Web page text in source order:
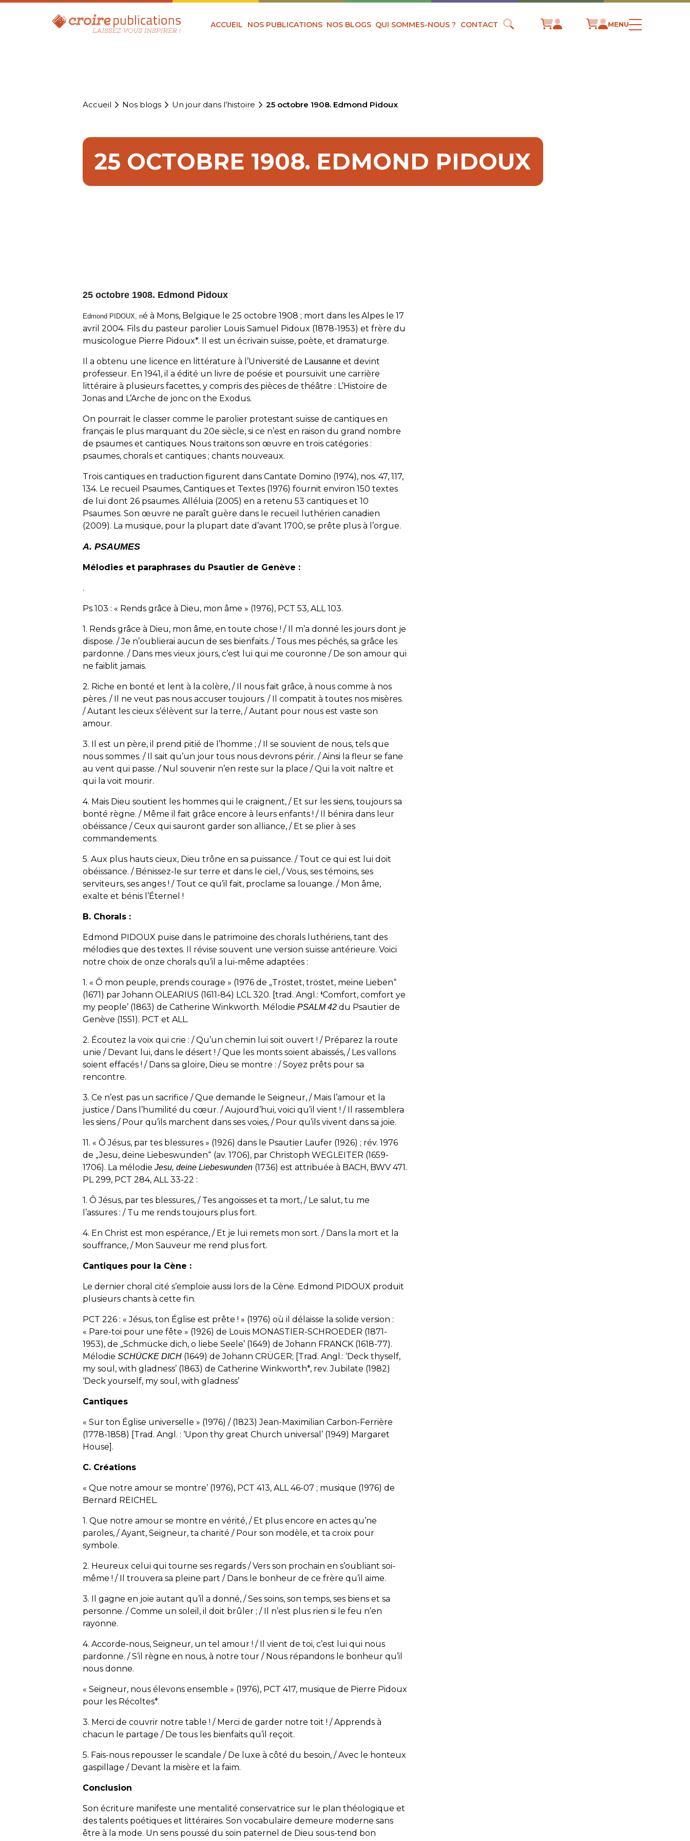
ACCUEIL NOS PUBLICATIONS NOS BLOGS QUI SOMMES-NOUS ? CONTACT MENU
Accueil Nos blogs Un jour dans l’histoire 25 octobre 1908. Edmond Pidoux
25 OCTOBRE 1908. EDMOND PIDOUX
25 octobre 1908. Edmond Pidoux
Edmond PIDOUX, né à Mons, Belgique le 25 octobre 1908 ; mort dans les Alpes le 17
avril 2004. Fils du pasteur parolier Louis Samuel Pidoux (1878-1953) et frère du
musicologue Pierre Pidoux*. Il est un écrivain suisse, poète, et dramaturge.
Il a obtenu une licence en littérature à l’Université de Lausanne et devint
professeur. En 1941, il a édité un livre de poésie et poursuivit une carrière
littéraire à plusieurs facettes, y compris des pièces de théâtre : L’Histoire de
Jonas and L’Arche de jonc on the Exodus.
On pourrait le classer comme le parolier protestant suisse de cantiques en
français le plus marquant du 20e siècle, si ce n’est en raison du grand nombre
de psaumes et cantiques. Nous traitons son œuvre en trois catégories :
psaumes, chorals et cantiques ; chants nouveaux.
Trois cantiques en traduction figurent dansCantate Domino (1974), nos. 47, 117,
134. Le recueil Psaumes, Cantiques et Textes (1976) fournit environ 150 textes
de lui dont 26 psaumes.Alléluia (2005) en a retenu 53 cantiques et 10
Psaumes. Son œuvre ne paraît guère dans le recueil luthérien canadien
(2009). La musique, pour la plupart date d’avant 1700, se prête plus à l’orgue.
A. PSAUMES
Mélodies et paraphrases du Psautier de Genève :
.
Ps 103 : « Rends grâce à Dieu, mon âme » (1976), PCT 53, ALL 103.
1. Rends grâce à Dieu, mon âme, en toute chose ! / Il m’a donné les jours dont je
dispose. / Je n’oublierai aucun de ses bienfaits. / Tous mes péchés, sa grâce les
pardonne. / Dans mes vieux jours, c’est lui qui me couronne / De son amour qui
ne faiblit jamais.
2. Riche en bonté et lent à la colère, / Il nous fait grâce, à nous comme à nos
pères. / Il ne veut pas nous accuser toujours. / Il compatit à toutes nos misères.
/ Autant les cieux s’élèvent sur la terre, / Autant pour nous est vaste son
amour.
3. Il est un père, il prend pitié de l’homme ; / Il se souvient de nous, tels que
nous sommes. / Il sait qu’un jour tous nous devrons périr. / Ainsi la fleur se fane
au vent qui passe. / Nul souvenir n’en reste sur la place / Qui la voit naître et
qui la voit mourir.
4. Mais Dieu soutient les hommes qui le craignent, / Et sur les siens, toujours sa
bonté règne. / Même il fait grâce encore à leurs enfants ! / Il bénira dans leur
obéissance / Ceux qui sauront garder son alliance, / Et se plier à ses
commandements.
5. Aux plus hauts cieux, Dieu trône en sa puissance. / Tout ce qui est lui doit
obéissance. / Bénissez-le sur terre et dans le ciel, / Vous, ses témoins, ses
serviteurs, ses anges ! / Tout ce qu’il fait, proclame sa louange. / Mon âme,
exalte et bénis l’Éternel !
B. Chorals :
Edmond PIDOUX puise dans le patrimoine des chorals luthériens, tant des
mélodies que des textes. Il révise souvent une version suisse antérieure. Voici
notre choix de onze chorals qu’il a lui-même adaptées :
1. « Ô mon peuple, prends courage » (1976 de „Tröstet, tröstet, meine Lieben“
(1671) par Johann OLEARIUS (1611-84) LCL 320. [trad. Angl.: ‘Comfort, comfort ye
my people’ (1863) deCatherine Winkworth. MélodiePSALM 42 du Psautier de
Genève (1551). PCT et ALL.
2. Écoutez la voix qui crie : / Qu’un chemin lui soit ouvert ! / Préparez la route
unie / Devant lui, dans le désert ! / Que les monts soient abaissés, / Les vallons
soient effacés ! / Dans sa gloire, Dieu se montre : / Soyez prêts pour sa
rencontre.
3. Ce n’est pas un sacrifice / Que demande le Seigneur, / Mais l’amour et la
justice / Dans l’humilité du cœur. / Aujourd’hui, voici qu’il vient ! / Il rassemblera
les siens / Pour qu’ils marchent dans ses voies, / Pour qu’ils vivent dans sa joie.
11. « Ô Jésus, par tes blessures » (1926) dans le Psautier Laufer (1926) ; rév. 1976
de „Jesu, deine Liebeswunden“ (av. 1706), par Christoph WEGLEITER (1659-
1706). La mélodieJesu, deine Liebeswunden (1736) est attribuée à BACH, BWV 471.
PL 299, PCT 284, ALL 33-22 :
1. Ô Jésus, par tes blessures, / Tes angoisses et ta mort, / Le salut, tu me
l’assures : / Tu me rends toujours plus fort.
4. En Christ est mon espérance, / Et je lui remets mon sort. / Dans la mort et la
souffrance, / Mon Sauveur me rend plus fort.
Cantiques pour la Cène :
Le dernier choral cité s’emploie aussi lors de la Cène. Edmond PIDOUX produit
plusieurs chants à cette fin.
PCT 226 : « Jésus, ton Église est prête ! » (1976) où il délaisse la solide version :
« Pare-toi pour une fête » (1926) de Louis MONASTIER-SCHROEDER (1871-
1953), de „Schmücke dich, o liebe Seele’ (1649) de Johann FRANCK (1618-77).
MélodieSCHÜCKE DICH (1649) de Johann CRÜGER; [Trad. Angl.: ‘Deck thyself,
my soul, with gladness’ (1863) de Catherine Winkworth*, rev.Jubilate (1982)
‘Deck yourself, my soul, with gladness’
Cantiques
« Sur ton Église universelle » (1976) / (1823) Jean-Maximilian Carbon-Ferrière
(1778-1858) [Trad. Angl. : ‘Upon thy great Church universal’ (1949) Margaret
House].
C. Créations
« Que notre amour se montre’ (1976), PCT 413, ALL 46-07 ; musique (1976) de
Bernard REICHEL.
1. Que notre amour se montre en vérité, / Et plus encore en actes qu’ne
paroles, / Ayant, Seigneur, ta charité / Pour son modèle, et ta croix pour
symbole.
2. Heureux celui qui tourne ses regards / Vers son prochain en s’oubliant soi-
même ! / Il trouvera sa pleine part / Dans le bonheur de ce frère qu’il aime.
3. Il gagne en joie autant qu’il a donné, / Ses soins, son temps, ses biens et sa
personne. / Comme un soleil, il doit brûler ; / Il n’est plus rien si le feu n’en
rayonne.
4. Accorde-nous, Seigneur, un tel amour ! / Il vient de toi, c’est lui qui nous
pardonne. / S’il règne en nous, à notre tour / Nous répandons le bonheur qu’il
nous donne.
« Seigneur, nous élevons ensemble » (1976), PCT 417, musique de Pierre Pidoux
pour les Récoltes*.
3. Merci de couvrir notre table ! / Merci de garder notre toit ! / Apprends à
chacun le partage / De tous les bienfaits qu’il reçoit.
5. Fais-nous repousser le scandale / De luxe à côté du besoin, / Avec le honteux
gaspillage / Devant la misère et la faim.
Conclusion
Son écriture manifeste une mentalité conservatrice sur le plan théologique et
des talents poétiques et littéraires. Son vocabulaire demeure moderne sans
être à la mode. Un sens poussé du soin paternel de Dieu sous-tend bon